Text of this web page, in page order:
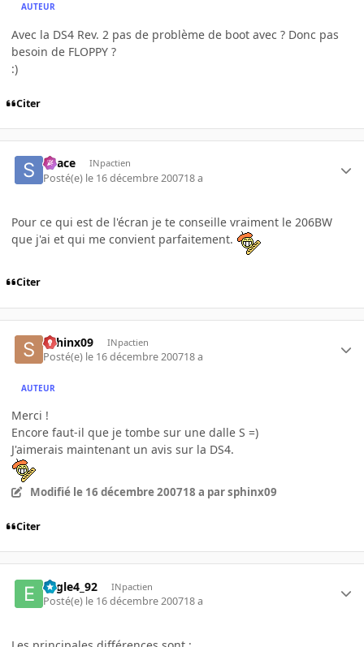
AUTEUR
Avec la DS4 Rev. 2 pas de problème de boot avec ? Donc pas
besoin de FLOPPY ?
:)
Citer
Space INpactien
Posté(e) le 16 décembre 200718 a
Pour ce qui est de l'écran je te conseille vraiment le 206BW
que j'ai et qui me convient parfaitement.
Citer
sphinx09 INpactien
Posté(e) le 16 décembre 200718 a
AUTEUR
Merci !
Encore faut-il que je tombe sur une dalle S =)
J'aimerais maintenant un avis sur la DS4.
Modifié le 16 décembre 200718 a par sphinx09
Citer
Eagle4_92 INpactien
Posté(e) le 16 décembre 200718 a